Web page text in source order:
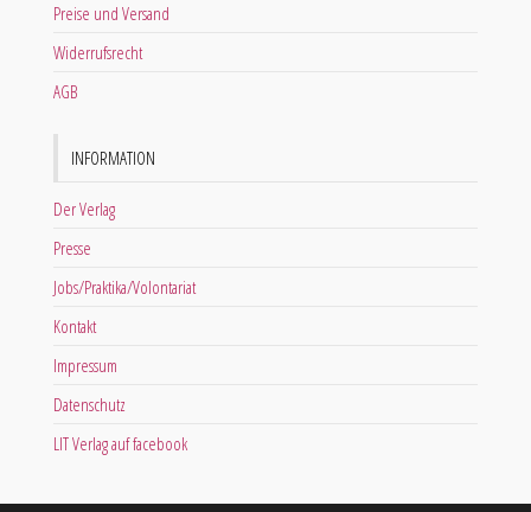
Preise und Versand
Widerrufsrecht
AGB
INFORMATION
Der Verlag
Presse
Jobs/Praktika/Volontariat
Kontakt
Impressum
Datenschutz
LIT Verlag auf facebook